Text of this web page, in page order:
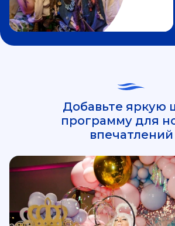
Добавьте яркую
программу для
впечатлений